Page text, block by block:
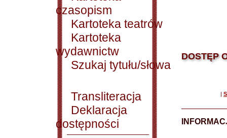
czasopism
Kartoteka teatrów
Kartoteka
wydawnictw
Szukaj tytułu/słowa
Transliteracja
Deklaracja
dostępności
DOSTĘP
|